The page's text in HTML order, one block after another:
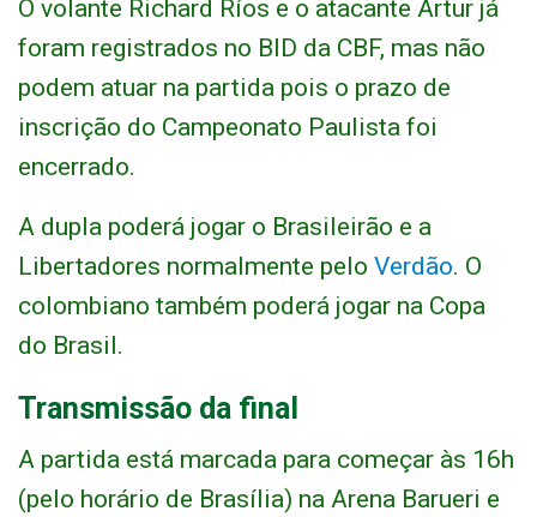
O volante Richard Ríos e o atacante Artur já
foram registrados no BID da CBF, mas não
podem atuar na partida pois o prazo de
inscrição do Campeonato Paulista foi
encerrado.
A dupla poderá jogar o Brasileirão e a
Libertadores normalmente pelo Verdão. O
colombiano também poderá jogar na Copa
do Brasil.
Transmissão da final
A partida está marcada para começar às 16h
(pelo horário de Brasília) na Arena Barueri e